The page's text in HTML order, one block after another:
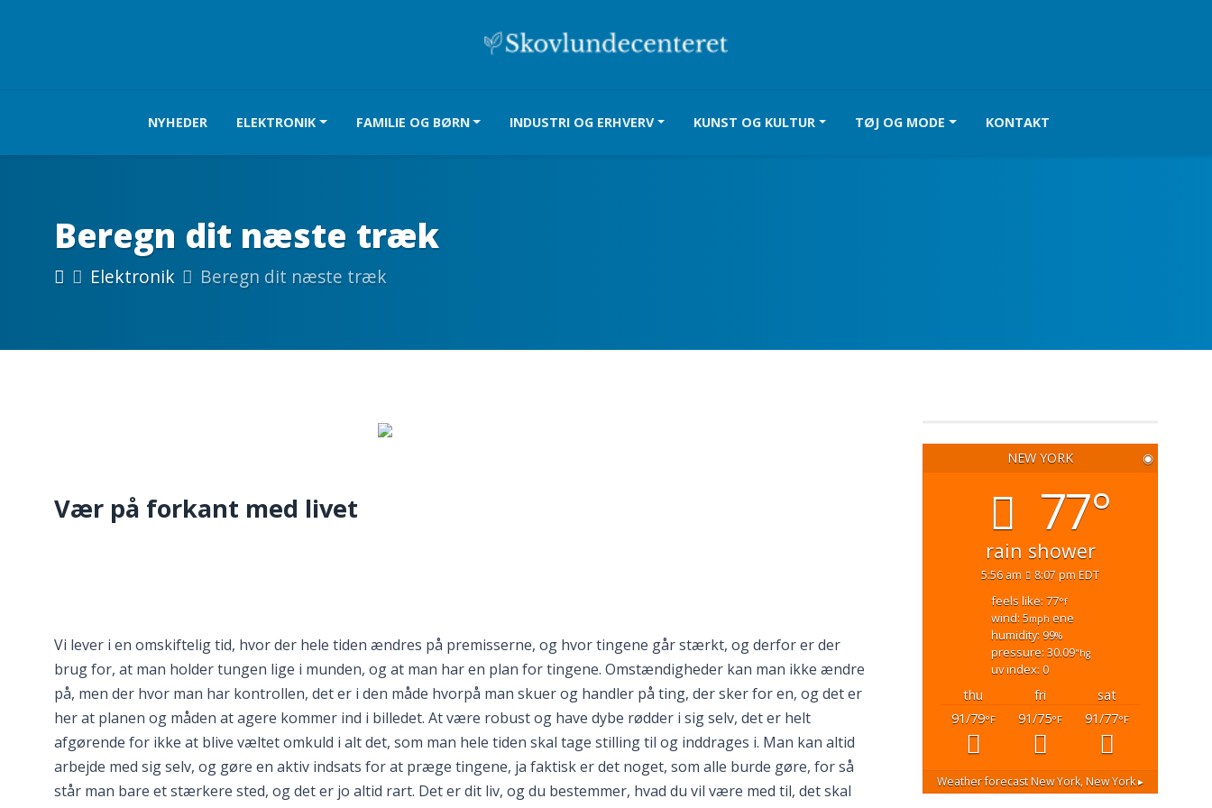
NYHEDER ELEKTRONIK FAMILIE OG BØRN INDUSTRI OG ERHVERV KUNST OG KULTUR TØJ OG MODE KONTAKT
Beregn dit næste træk
Elektronik Beregn dit næste træk
Vær på forkant med livet
Vi lever i en omskiftelig tid, hvor der hele tiden ændres på premisserne, og hvor tingene går stærkt, og derfor er der
brug for, at man holder tungen lige i munden, og at man har en plan for tingene. Omstændigheder kan man ikke ændre
på, men der hvor man har kontrollen, det er i den måde hvorpå man skuer og handler på ting, der sker for en, og det er
her at planen og måden at agere kommer ind i billedet. At være robust og have dybe rødder i sig selv, det er helt
afgørende for ikke at blive væltet omkuld i alt det, som man hele tiden skal tage stilling til og inddrages i. Man kan altid
arbejde med sig selv, og gøre en aktiv indsats for at præge tingene, ja faktisk er det noget, som alle burde gøre, for så
står man bare et stærkere sted, og det er jo altid rart. Det er dit liv, og du bestemmer, hvad du vil være med til, det skal
NEW YORK ◉
77°
rain shower
5:56 am 8:07 pm EDT
feels like: 77°f
wind: 5mph ene
humidity: 99%
pressure: 30.09"hg
uv index: 0
thu fri
sat
91/79°F 91/75°F 91/77°F
Weather forecastNew York, New York ▸